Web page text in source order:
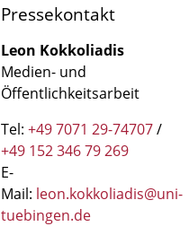
Pressekontakt
Leon Kokkoliadis
Medien- und
Öffentlichkeitsarbeit
Tel: +49 7071 29-74707/
+49 152 346 79 269
E-
Mail: leon.kokkoliadis@uni-
tuebingen.de